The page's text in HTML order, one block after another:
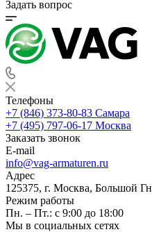
Задать вопрос
Телефоны
+7 (846) 373-80-83 Самара
+7 (495) 797-06-17 Москва
Заказать звонок
E-mail
info@vag-armaturen.ru
Адрес
125375, г. Москва, Большой
Режим работы
Пн. – Пт.: с 9:00 до 18:00
Мы в социальных сетях